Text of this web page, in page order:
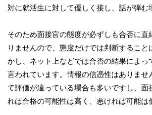
対に就活生に対して優しく接し、話が弾む
そのため面接官の態度が必ずしも合否に直
りませんので、態度だけでは判断すること
かし、ネット上などでは合否の結果によっ
言われています。情報の信憑性はありませ
て評価が違っている場合も多いですし、面
れば合格の可能性は高く、悪ければ可能は